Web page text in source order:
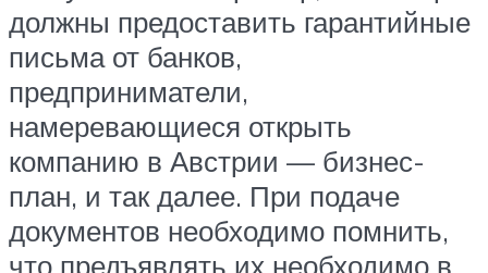
должны предоставить гарантийные
письма от банков,
предприниматели,
намеревающиеся открыть
компанию в Австрии — бизнес-
план, и так далее. При подаче
документов необходимо помнить,
что предъявлять их необходимо в